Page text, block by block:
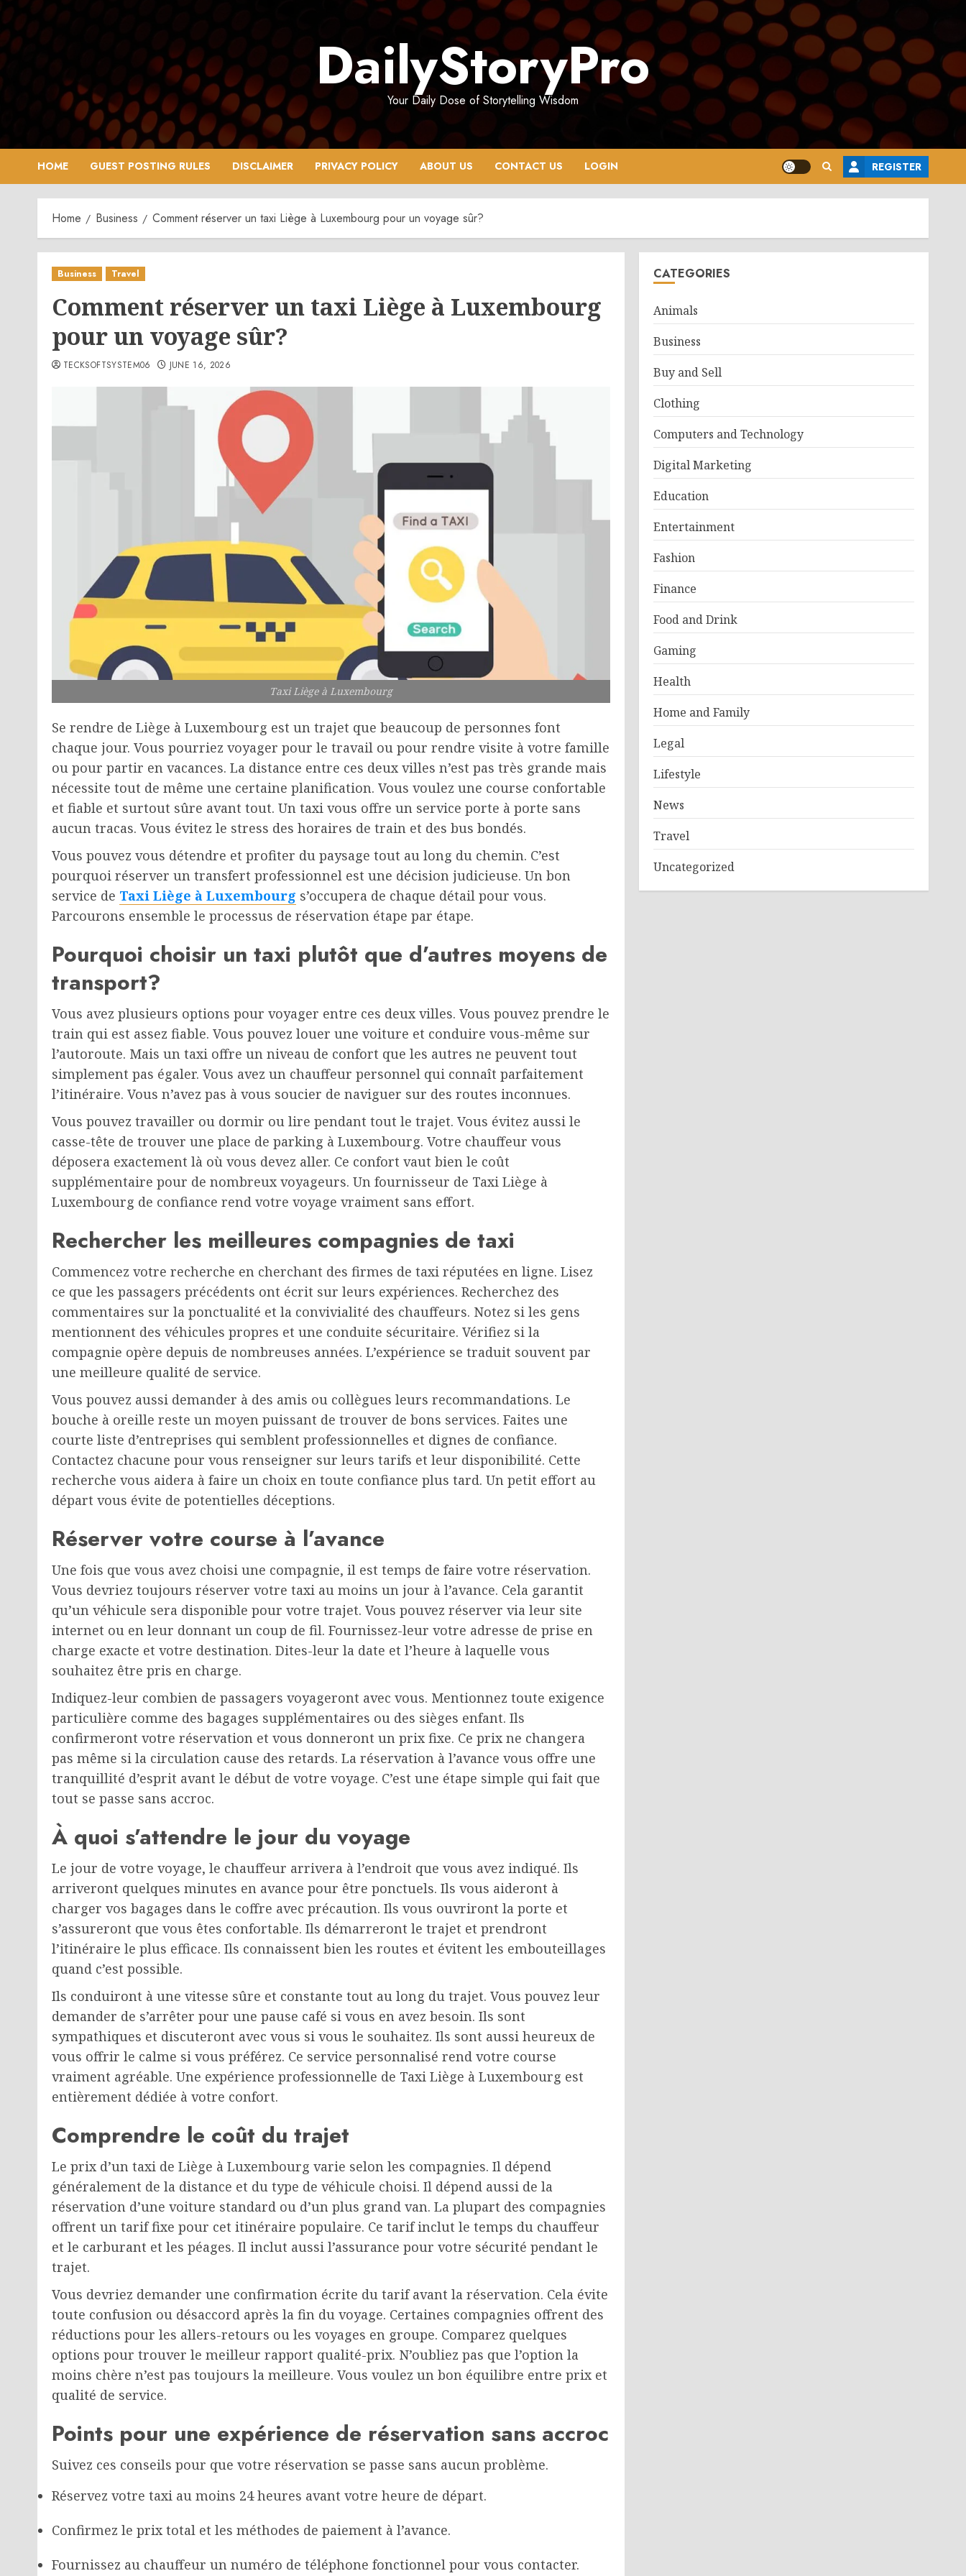
Skip
to
content
DailyStoryPro
Your Daily Dose of Storytelling Wisdom
HOME GUEST POSTING RULES DISCLAIMER PRIVACY POLICY ABOUT US CONTACT US LOGIN REGISTER
Home Business Comment réserver un taxi Liège à Luxembourg pour un voyage sûr?
Business Travel
Comment réserver un taxi Liège à Luxembourg
pour un voyage sûr?
TECKSOFTSYSTEM06 JUNE 16, 2026
Taxi Liège à Luxembourg
Se rendre de Liège à Luxembourg est un trajet que beaucoup de personnes font
chaque jour. Vous pourriez voyager pour le travail ou pour rendre visite à votre famille
ou pour partir en vacances. La distance entre ces deux villes n’est pas très grande mais
nécessite tout de même une certaine planification. Vous voulez une course confortable
et fiable et surtout sûre avant tout. Un taxi vous offre un service porte à porte sans
aucun tracas. Vous évitez le stress des horaires de train et des bus bondés.
Vous pouvez vous détendre et profiter du paysage tout au long du chemin. C’est
pourquoi réserver un transfert professionnel est une décision judicieuse. Un bon
service de Taxi Liège à Luxembourg s’occupera de chaque détail pour vous.
Parcourons ensemble le processus de réservation étape par étape.
Pourquoi choisir un taxi plutôt que d’autres moyens de
transport?
Vous avez plusieurs options pour voyager entre ces deux villes. Vous pouvez prendre le
train qui est assez fiable. Vous pouvez louer une voiture et conduire vous-même sur
l’autoroute. Mais un taxi offre un niveau de confort que les autres ne peuvent tout
simplement pas égaler. Vous avez un chauffeur personnel qui connaît parfaitement
l’itinéraire. Vous n’avez pas à vous soucier de naviguer sur des routes inconnues.
Vous pouvez travailler ou dormir ou lire pendant tout le trajet. Vous évitez aussi le
casse-tête de trouver une place de parking à Luxembourg. Votre chauffeur vous
déposera exactement là où vous devez aller. Ce confort vaut bien le coût
supplémentaire pour de nombreux voyageurs. Un fournisseur de Taxi Liège à
Luxembourg de confiance rend votre voyage vraiment sans effort.
Rechercher les meilleures compagnies de taxi
Commencez votre recherche en cherchant des firmes de taxi réputées en ligne. Lisez
ce que les passagers précédents ont écrit sur leurs expériences. Recherchez des
commentaires sur la ponctualité et la convivialité des chauffeurs. Notez si les gens
mentionnent des véhicules propres et une conduite sécuritaire. Vérifiez si la
compagnie opère depuis de nombreuses années. L’expérience se traduit souvent par
une meilleure qualité de service.
Vous pouvez aussi demander à des amis ou collègues leurs recommandations. Le
bouche à oreille reste un moyen puissant de trouver de bons services. Faites une
courte liste d’entreprises qui semblent professionnelles et dignes de confiance.
Contactez chacune pour vous renseigner sur leurs tarifs et leur disponibilité. Cette
recherche vous aidera à faire un choix en toute confiance plus tard. Un petit effort au
départ vous évite de potentielles déceptions.
Réserver votre course à l’avance
Une fois que vous avez choisi une compagnie, il est temps de faire votre réservation.
Vous devriez toujours réserver votre taxi au moins un jour à l’avance. Cela garantit
qu’un véhicule sera disponible pour votre trajet. Vous pouvez réserver via leur site
internet ou en leur donnant un coup de fil. Fournissez-leur votre adresse de prise en
charge exacte et votre destination. Dites-leur la date et l’heure à laquelle vous
souhaitez être pris en charge.
Indiquez-leur combien de passagers voyageront avec vous. Mentionnez toute exigence
particulière comme des bagages supplémentaires ou des sièges enfant. Ils
confirmeront votre réservation et vous donneront un prix fixe. Ce prix ne changera
pas même si la circulation cause des retards. La réservation à l’avance vous offre une
tranquillité d’esprit avant le début de votre voyage. C’est une étape simple qui fait que
tout se passe sans accroc.
À quoi s’attendre le jour du voyage
Le jour de votre voyage, le chauffeur arrivera à l’endroit que vous avez indiqué. Ils
arriveront quelques minutes en avance pour être ponctuels. Ils vous aideront à
charger vos bagages dans le coffre avec précaution. Ils vous ouvriront la porte et
s’assureront que vous êtes confortable. Ils démarreront le trajet et prendront
l’itinéraire le plus efficace. Ils connaissent bien les routes et évitent les embouteillages
quand c’est possible.
Ils conduiront à une vitesse sûre et constante tout au long du trajet. Vous pouvez leur
demander de s’arrêter pour une pause café si vous en avez besoin. Ils sont
sympathiques et discuteront avec vous si vous le souhaitez. Ils sont aussi heureux de
vous offrir le calme si vous préférez. Ce service personnalisé rend votre course
vraiment agréable. Une expérience professionnelle de Taxi Liège à Luxembourg est
entièrement dédiée à votre confort.
Comprendre le coût du trajet
Le prix d’un taxi de Liège à Luxembourg varie selon les compagnies. Il dépend
généralement de la distance et du type de véhicule choisi. Il dépend aussi de la
réservation d’une voiture standard ou d’un plus grand van. La plupart des compagnies
offrent un tarif fixe pour cet itinéraire populaire. Ce tarif inclut le temps du chauffeur
et le carburant et les péages. Il inclut aussi l’assurance pour votre sécurité pendant le
trajet.
Vous devriez demander une confirmation écrite du tarif avant la réservation. Cela évite
toute confusion ou désaccord après la fin du voyage. Certaines compagnies offrent des
réductions pour les allers-retours ou les voyages en groupe. Comparez quelques
options pour trouver le meilleur rapport qualité-prix. N’oubliez pas que l’option la
moins chère n’est pas toujours la meilleure. Vous voulez un bon équilibre entre prix et
qualité de service.
Points pour une expérience de réservation sans accroc
Suivez ces conseils pour que votre réservation se passe sans aucun problème.
Réservez votre taxi au moins 24 heures avant votre heure de départ.
Confirmez le prix total et les méthodes de paiement à l’avance.
Fournissez au chauffeur un numéro de téléphone fonctionnel pour vous contacter.
CATEGORIES
Animals
Business
Buy and Sell
Clothing
Computers and Technology
Digital Marketing
Education
Entertainment
Fashion
Finance
Food and Drink
Gaming
Health
Home and Family
Legal
Lifestyle
News
Travel
Uncategorized